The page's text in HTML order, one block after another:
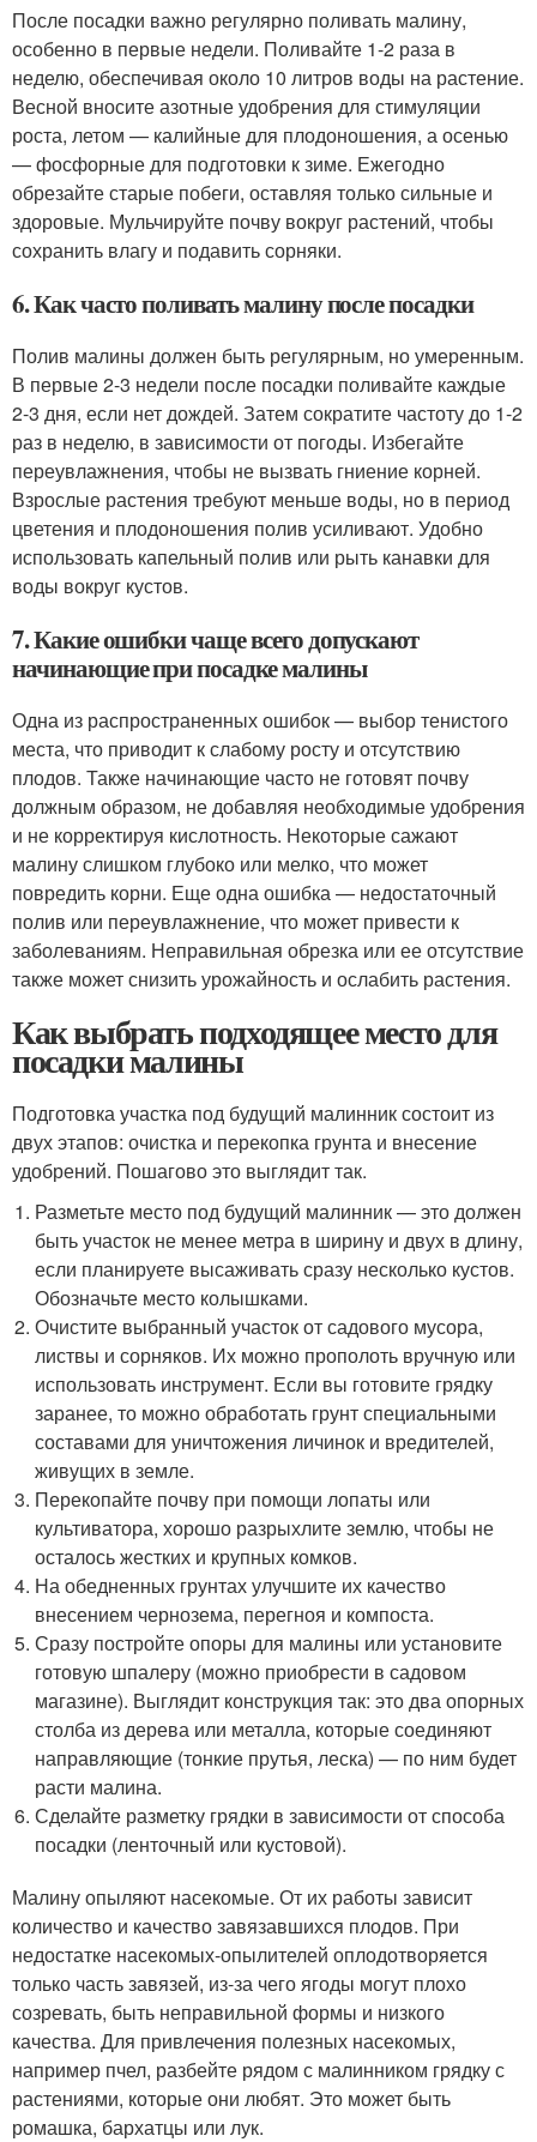
После посадки важно регулярно поливать малину,
особенно в первые недели. Поливайте 1-2 раза в
неделю, обеспечивая около 10 литров воды на растение.
Весной вносите азотные удобрения для стимуляции
роста, летом — калийные для плодоношения, а осенью
— фосфорные для подготовки к зиме. Ежегодно
обрезайте старые побеги, оставляя только сильные и
здоровые. Мульчируйте почву вокруг растений, чтобы
сохранить влагу и подавить сорняки.
6. Как часто поливать малину после посадки
Полив малины должен быть регулярным, но умеренным.
В первые 2-3 недели после посадки поливайте каждые
2-3 дня, если нет дождей. Затем сократите частоту до 1-2
раз в неделю, в зависимости от погоды. Избегайте
переувлажнения, чтобы не вызвать гниение корней.
Взрослые растения требуют меньше воды, но в период
цветения и плодоношения полив усиливают. Удобно
использовать капельный полив или рыть канавки для
воды вокруг кустов.
7. Какие ошибки чаще всего допускают
начинающие при посадке малины
Одна из распространенных ошибок — выбор тенистого
места, что приводит к слабому росту и отсутствию
плодов. Также начинающие часто не готовят почву
должным образом, не добавляя необходимые удобрения
и не корректируя кислотность. Некоторые сажают
малину слишком глубоко или мелко, что может
повредить корни. Еще одна ошибка — недостаточный
полив или переувлажнение, что может привести к
заболеваниям. Неправильная обрезка или ее отсутствие
также может снизить урожайность и ослабить растения.
Как выбрать подходящее место для
посадки малины
Подготовка участка под будущий малинник состоит из
двух этапов: очистка и перекопка грунта и внесение
удобрений. Пошагово это выглядит так.
Разметьте место под будущий малинник — это должен
быть участок не менее метра в ширину и двух в длину,
если планируете высаживать сразу несколько кустов.
Обозначьте место колышками.
Очистите выбранный участок от садового мусора,
листвы и сорняков. Их можно прополоть вручную или
использовать инструмент. Если вы готовите грядку
заранее, то можно обработать грунт специальными
составами для уничтожения личинок и вредителей,
живущих в земле.
Перекопайте почву при помощи лопаты или
культиватора, хорошо разрыхлите землю, чтобы не
осталось жестких и крупных комков.
На обедненных грунтах улучшите их качество
внесением чернозема, перегноя и компоста.
Сразу постройте опоры для малины или установите
готовую шпалеру (можно приобрести в садовом
магазине). Выглядит конструкция так: это два опорных
столба из дерева или металла, которые соединяют
направляющие (тонкие прутья, леска) — по ним будет
расти малина.
Сделайте разметку грядки в зависимости от способа
посадки (ленточный или кустовой).
Малину опыляют насекомые. От их работы зависит
количество и качество завязавшихся плодов. При
недостатке насекомых-опылителей оплодотворяется
только часть завязей, из-за чего ягоды могут плохо
созревать, быть неправильной формы и низкого
качества. Для привлечения полезных насекомых,
например пчел, разбейте рядом с малинником грядку с
растениями, которые они любят. Это может быть
ромашка, бархатцы или лук.